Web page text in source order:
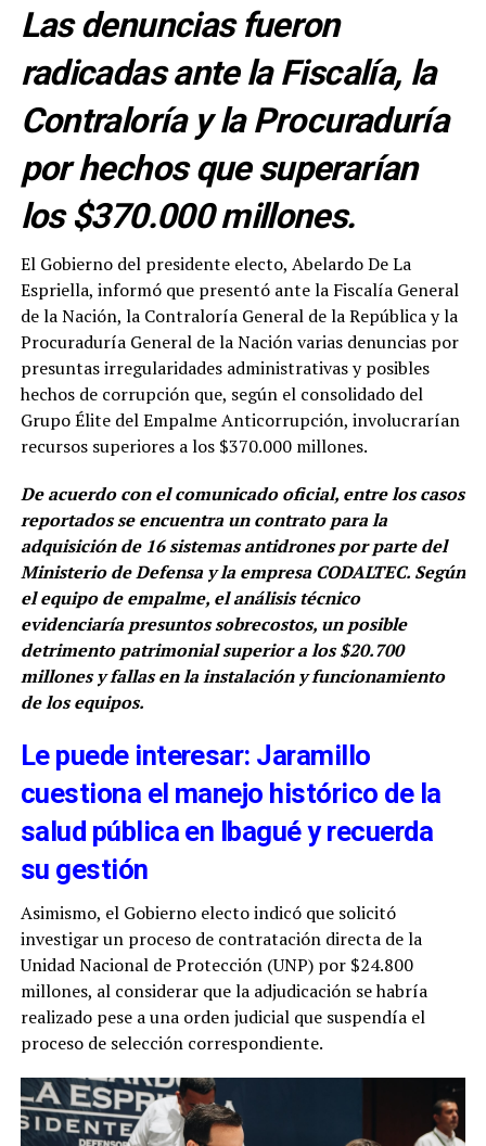
Las denuncias fueron
radicadas ante la Fiscalía, la
Contraloría y la Procuraduría
por hechos que superarían
los $370.000 millones.
El Gobierno del presidente electo, Abelardo De La
Espriella, informó que presentó ante la Fiscalía General
de la Nación, la Contraloría General de la República y la
Procuraduría General de la Nación varias denuncias por
presuntas irregularidades administrativas y posibles
hechos de corrupción que, según el consolidado del
Grupo Élite del Empalme Anticorrupción, involucrarían
recursos superiores a los $370.000 millones.
De acuerdo con el comunicado oficial, entre los casos
reportados se encuentra un contrato para la
adquisición de 16 sistemas antidrones por parte del
Ministerio de Defensa y la empresa CODALTEC. Según
el equipo de empalme, el análisis técnico
evidenciaría presuntos sobrecostos, un posible
detrimento patrimonial superior a los $20.700
millones y fallas en la instalación y funcionamiento
de los equipos.
Le puede interesar: Jaramillo
cuestiona el manejo histórico de la
salud pública en Ibagué y recuerda
su gestión
Asimismo, el Gobierno electo indicó que solicitó
investigar un proceso de contratación directa de la
Unidad Nacional de Protección (UNP) por $24.800
millones, al considerar que la adjudicación se habría
realizado pese a una orden judicial que suspendía el
proceso de selección correspondiente.